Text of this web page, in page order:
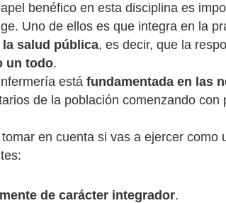
benéfico en esta disciplina es
Uno de ellos es que integra en la
salud pública, es decir, que la
un todo.
está fundamentada en las
de la población comenzando con
en cuenta si vas a ejercer como
de carácter integrador.